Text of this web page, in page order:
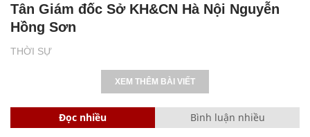
THỜI SỰ
Tân Giám đốc Sở KH&CN Hà Nội Nguyễn
Hồng Sơn
XEM THÊM BÀI VIẾT
Đọc nhiều Bình luận nhiều